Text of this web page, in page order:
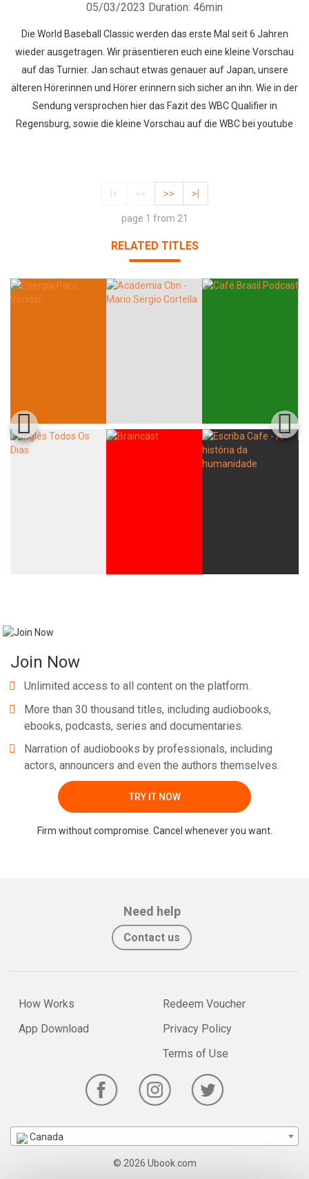
05/03/2023 Duration: 46min
Die World Baseball Classic werden das erste Mal seit 6 Jahren
wieder ausgetragen. Wir präsentieren euch eine kleine Vorschau
auf das Turnier. Jan schaut etwas genauer auf Japan, unsere
älteren Hörerinnen und Hörer erinnern sich sicher an ihn. Wie in der
Sendung versprochen hier das Fazit des WBC Qualifier in
Regensburg, sowie die kleine Vorschau auf die WBC bei youtube
|< << >> >|
page 1 from 21
RELATED TITLES
Join Now
Unlimited access to all content on the platform.
More than 30 thousand titles, including audiobooks,
ebooks, podcasts, series and documentaries.
Narration of audiobooks by professionals, including
actors, announcers and even the authors themselves.
TRY IT NOW
Firm without compromise. Cancel whenever you want.
Need help
Contact us
How Works
App Download
Redeem Voucher
Privacy Policy
Terms of Use
Canada
© 2026 Ubook.com